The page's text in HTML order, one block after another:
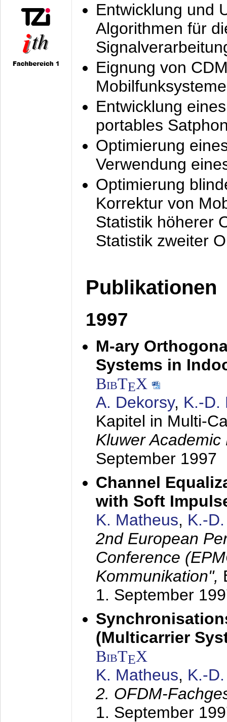
Entwicklung und
Algorithmen für
Eignung von
Mobilfunksysteme
Entwicklung
portables
Optimierung
Verwendung
Optimierung
Korrektur von
Statistik höherer
Statistik zweiter
Publikationen
1997
M-ary
Systems in
BibTEX
A. Dekorsy, K.-D.
Kapitel in Multi-
Kluwer
September 1997
Channel
with Soft
K. Matheus, K.-
2nd European
Conference
Kommunikation",
1. September
(Multicarrier
BibTEX
K. Matheus, K.-
2. OFDM-
1. September